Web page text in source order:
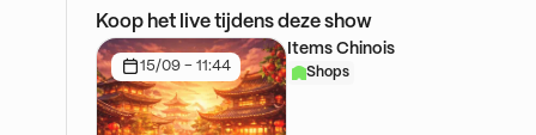
Koop het live tijdens deze show
15/09 - 11:44
Items Chinois
Shops